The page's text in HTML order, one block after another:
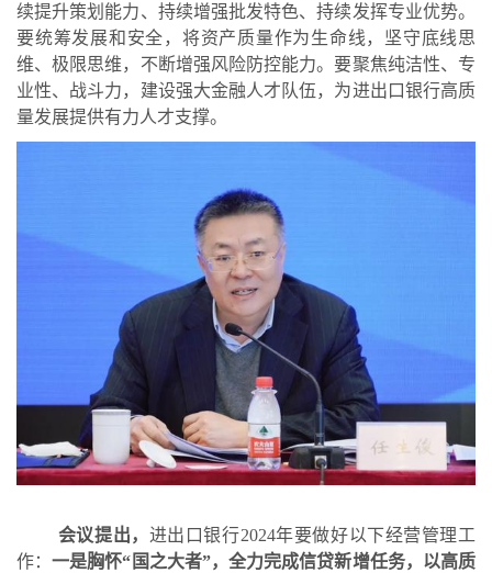
续提升策划能力、持续增强批发特色、持续发挥专业优势。
要统筹发展和安全，将资产质量作为生命线，坚守底线思
维、极限思维，不断增强风险防控能力。要聚焦纯洁性、专
业性、战斗力，建设强大金融人才队伍，为进出口银行高质
量发展提供有力人才支撑。
会议提出， 进出口银行2024年要做好以下经营管理工
作：一是胸怀“国之大者”，全力完成信贷新增任务，以高质